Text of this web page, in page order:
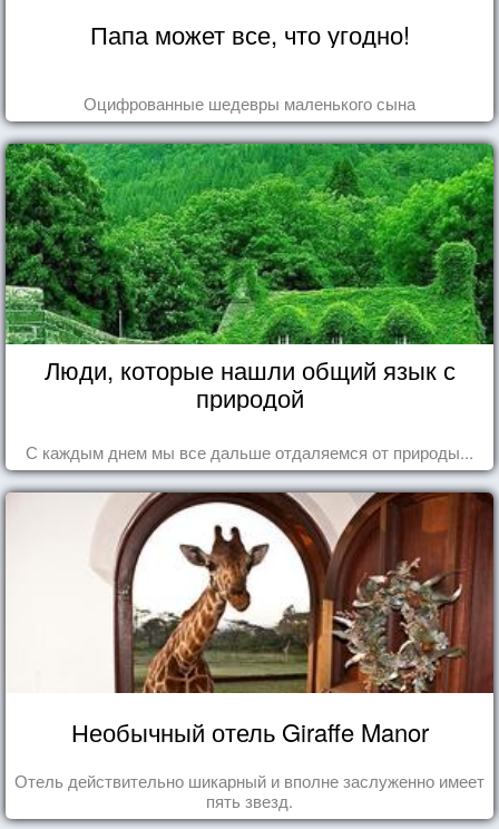
Папа может все, что угодно!
Оцифрованные шедевры маленького сына
Люди, которые нашли общий язык с
природой
С каждым днем мы все дальше отдаляемся от природы...
Необычный отель Giraffe Manor
Отель действительно шикарный и вполне заслуженно имеет
пять звезд.